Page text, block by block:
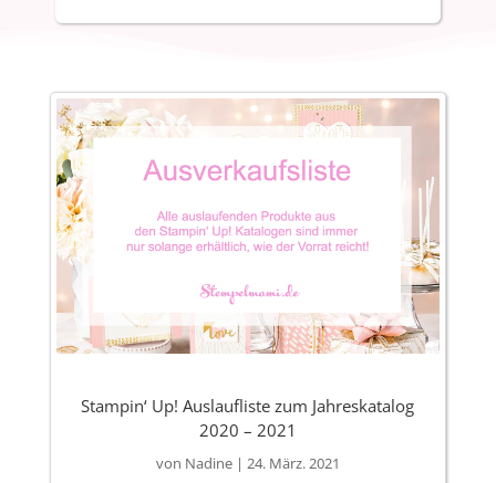
Stampin‘ Up! Auslaufliste zum Jahreskatalog
2020 – 2021
von Nadine| 24. März. 2021